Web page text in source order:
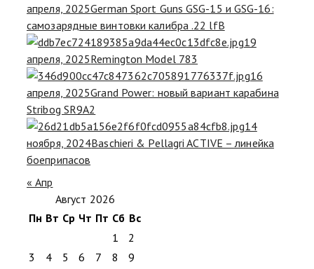
апреля, 2025German Sport Guns GSG-15 и GSG-16:
самозарядные винтовки калибра .22 lfB
19
апреля, 2025Remington Model 783
16
апреля, 2025Grand Power: новый вариант карабина
Stribog SR9A2
14
ноября, 2024Baschieri & Pellagri ACTIVE – линейка
боеприпасов
« Апр
Август 2026
Пн Вт Ср Чт Пт Сб Вс
1
2
3
4 5 6 7 8
9